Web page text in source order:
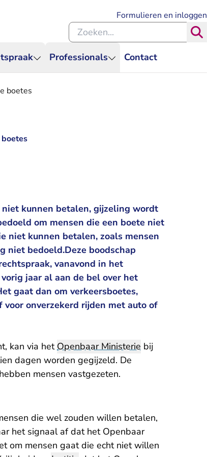
Professionals Contact
Formulieren en inloggen
Zoeken binnen de Rechtspraak
boetes
kunnen betalen, gijzeling wordt
om mensen die een boete niet
niet kunnen betalen, zoals mensen
niet bedoeld.Deze boodschap
vanavond in het
jaar al aan de bel over het
gaat dan om verkeersboetes,
onverzekerd rijden met auto of
kan via hetOpenbaar Ministerie bij
dagen worden gegijzeld. De
mensen vastgezeten.
die wel zouden willen betalen,
het signaal af dat het Openbaar
om mensen gaat die echt niet willen